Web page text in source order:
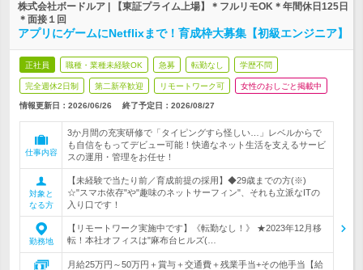
株式会社ボードルア | 【東証プライム上場】＊フルリモOK＊年間休日125日
＊面接１回
アプリにゲームにNetflixまで！育成枠大募集【初級エンジニア】
正社員 職種・業種未経験OK 急募 転勤なし 学歴不問
完全週休2日制 第二新卒歓迎 リモートワーク可 女性のおしごと掲載中
情報更新日：2026/06/26 終了予定日： 2026/08/27
仕事内容
3か月間の充実研修で「タイピングすら怪しい…」レベルからで
も自信をもってデビュー可能！快適なネット生活を支えるサービ
スの運用・管理をお任せ！
対象と
なる方
【未経験で当たり前／育成前提の採用】◆29歳までの方(※)
☆"スマホ依存"や"趣味のネットサーフィン"、それも立派なITの
入り口です！
勤務地
【リモートワーク実施中です】《転勤なし！》 ★2023年12月移
転！本社オフィスは"麻布台ヒルズ(…
月給25万円～50万円＋賞与＋交通費＋残業手当+その他手当【給